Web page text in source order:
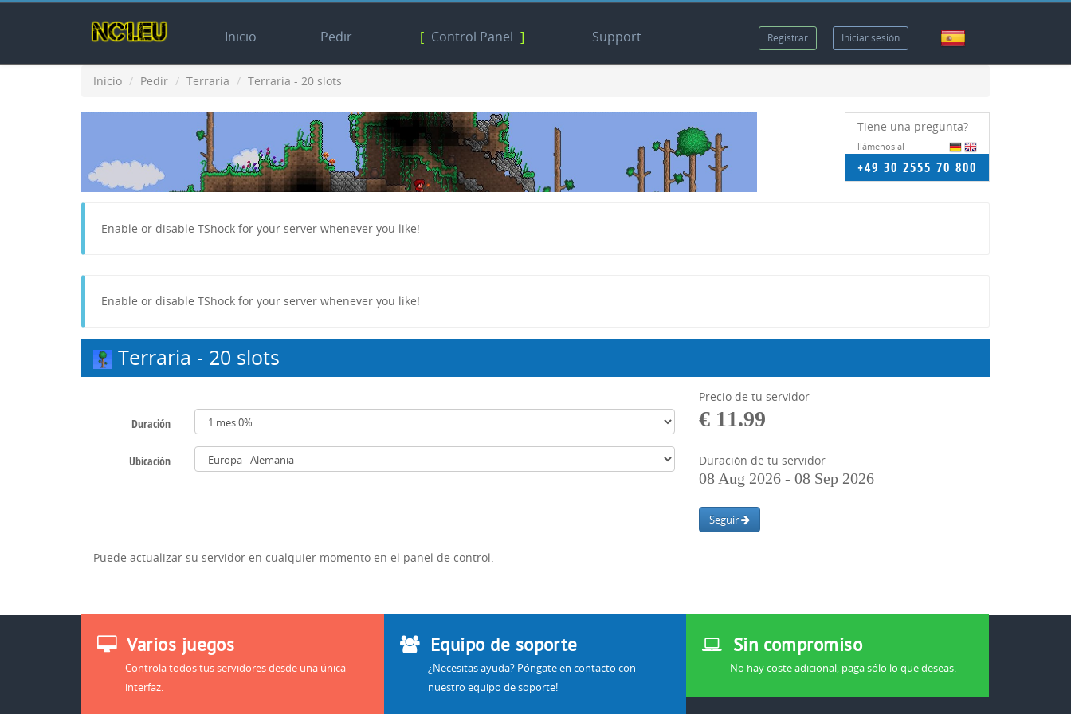
Registrar Iniciar sesión
Inicio Pedir [ Control Panel ] Support
Inicio Pedir Terraria Terraria - 20 slots
Tiene una pregunta?
llámenos al
+49 30 2555 70 800
Enable or disable TShock for your server whenever you like!
Enable or disable TShock for your server whenever you like!
Terraria - 20 slots
Duración
Ubicación
Precio de tu servidor
€ 11.99
Duración de tu servidor
08 Aug 2026 - 08 Sep 2026
Seguir
Puede actualizar su servidor en cualquier momento en el panel de control.
Varios juegos
Controla todos tus servidores desde una única
interfaz.
Equipo de soporte
¿Necesitas ayuda? Póngate en contacto con
nuestro equipo de soporte!
Sin compromiso
No hay coste adicional, paga sólo lo que deseas.